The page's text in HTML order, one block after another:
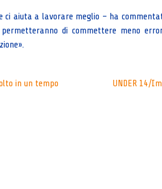
ci aiuta a lavorare meglio – ha
di commettere meno
in un tempo UNDER 14/